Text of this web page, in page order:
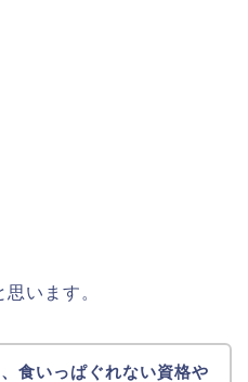
います。
、食いっぱぐれない資格や